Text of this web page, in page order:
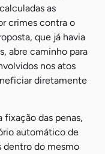
as
crimes contra o
que já havia
abre caminho para
nos atos
diretamente
das penas,
automático de
dentro do mesmo